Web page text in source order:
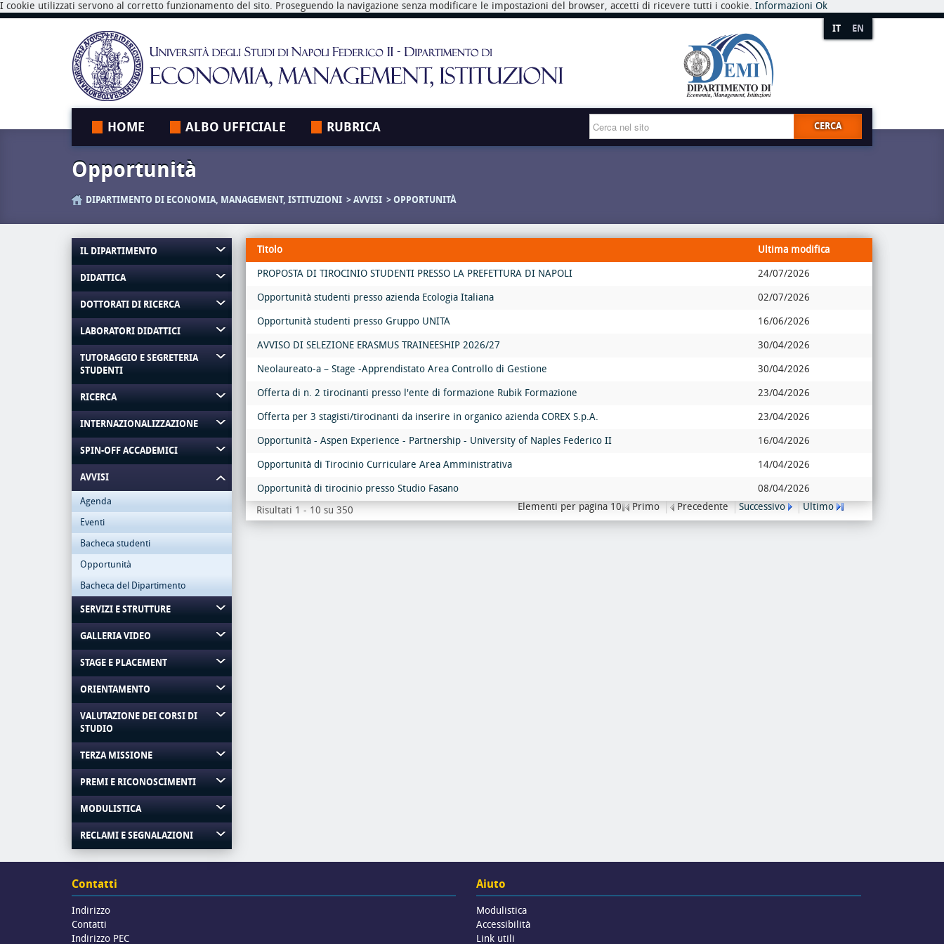
I cookie utilizzati servono al corretto funzionamento del sito. Proseguendo la navigazione senza modificare le impostazioni del browser, accetti di ricevere tutti i cookie. Informazioni Ok
IT EN
HOME ALBO UFFICIALE RUBRICA CERCA
Opportunità
DIPARTIMENTO DI ECONOMIA, MANAGEMENT, ISTITUZIONI AVVISI OPPORTUNITÀ
IL DIPARTIMENTO
DIDATTICA
DOTTORATI DI RICERCA
LABORATORI DIDATTICI
TUTORAGGIO E SEGRETERIA
STUDENTI
RICERCA
INTERNAZIONALIZZAZIONE
SPIN-OFF ACCADEMICI
AVVISI
Agenda
Eventi
Bacheca studenti
Opportunità
Bacheca del Dipartimento
SERVIZI E STRUTTURE
GALLERIA VIDEO
STAGE E PLACEMENT
ORIENTAMENTO
VALUTAZIONE DEI CORSI DI
STUDIO
TERZA MISSIONE
PREMI E RICONOSCIMENTI
MODULISTICA
RECLAMI E SEGNALAZIONI
Titolo
Ultima modifica
PROPOSTA DI TIROCINIO STUDENTI PRESSO LA PREFETTURA DI NAPOLI
24/07/2026
Opportunità studenti presso azienda Ecologia Italiana
02/07/2026
Opportunità studenti presso Gruppo UNITA
16/06/2026
AVVISO DI SELEZIONE ERASMUS TRAINEESHIP 2026/27
30/04/2026
Neolaureato-a – Stage -Apprendistato Area Controllo di Gestione
30/04/2026
Offerta di n. 2 tirocinanti presso l'ente di formazione Rubik Formazione
23/04/2026
Offerta per 3 stagisti/tirocinanti da inserire in organico azienda COREX S.p.A.
23/04/2026
Opportunità - Aspen Experience - Partnership - University of Naples Federico II
16/04/2026
Opportunità di Tirocinio Curriculare Area Amministrativa
14/04/2026
Opportunità di tirocinio presso Studio Fasano
08/04/2026
Risultati 1 - 10 su 350
Elementi per pagina 10 Primo Precedente Successivo Ultimo
Contatti
Indirizzo
Contatti
Indirizzo PEC
Aiuto
Modulistica
Accessibilità
Link utili